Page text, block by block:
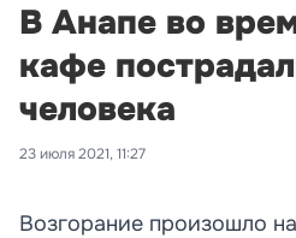
В Анапе во
кафе
человека
23 июля 2021, 11:27
Возгорание произошло